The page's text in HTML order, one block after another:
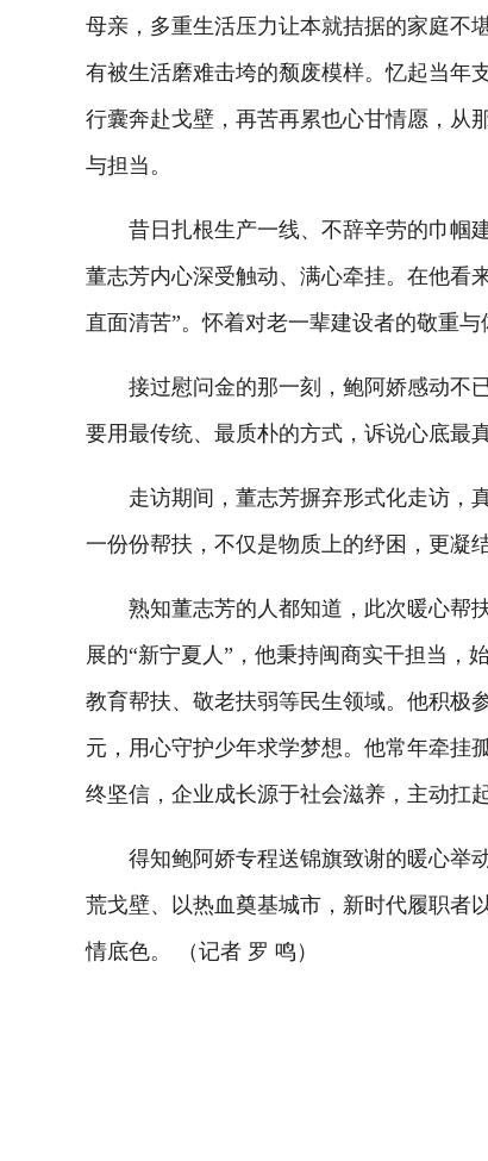
母亲，多重生活压力让本就拮据的家庭不
有被生活磨难击垮的颓废模样。忆起当年
行囊奔赴戈壁，再苦再累也心甘情愿，从
与担当。
昔日扎根生产一线、不辞辛劳的巾帼建
董志芳内心深受触动、满心牵挂。在他看
直面清苦”。怀着对老一辈建设者的敬重
接过慰问金的那一刻，鲍阿娇感动不已
要用最传统、最质朴的方式，诉说心底最
走访期间，董志芳摒弃形式化走访，真
一份份帮扶，不仅是物质上的纾困，更凝
熟知董志芳的人都知道，此次暖心帮扶
展的“新宁夏人”，他秉持闽商实干担当，
教育帮扶、敬老扶弱等民生领域。他积极
元，用心守护少年求学梦想。他常年牵挂
终坚信，企业成长源于社会滋养，主动扛
得知鲍阿娇专程送锦旗致谢的暖心举动
荒戈壁、以热血奠基城市，新时代履职者
情底色。 （记者 罗 鸣）